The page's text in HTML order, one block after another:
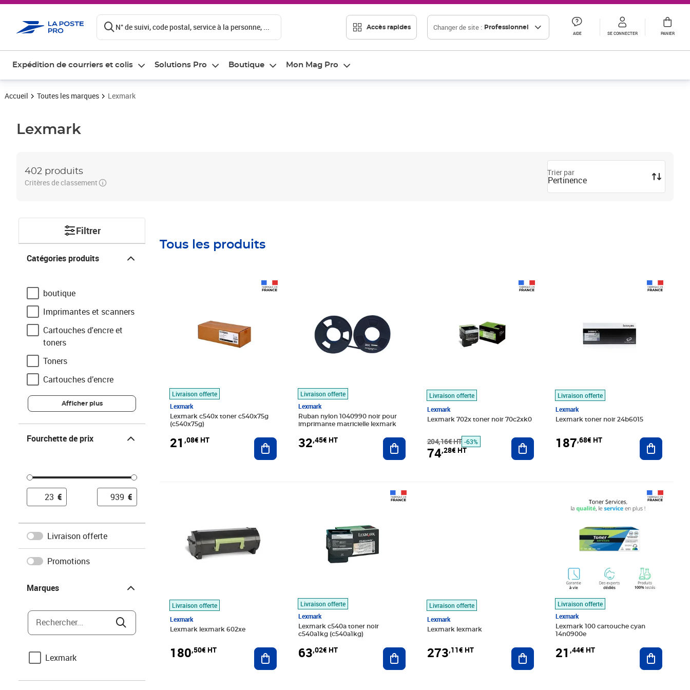
N° de suivi, code postal, service à la personne, ... Accès rapides Changer de site : Professionnel
AIDE SE CONNECTER PANIER
Expédition de courriers et colis Solutions Pro Boutique Mon Mag Pro
Accueil Toutes les marques Lexmark
Lexmark
402 produits
Critères de classement
Trier par
Pertinence
Filtrer
Catégories produits
boutique
Imprimantes et scanners
Cartouches d'encre et
toners
Toners
Cartouches d’encre
Afficher plus
Fourchette de prix
€ €
Livraison offerte
Promotions
Marques
Rechercher...
Lexmark
Tous les produits
Livraison offerte
Lexmark
Lexmark c540x toner c540x75g
(c540x75g)
21 ,08€ HT Ajouter au panier
Livraison offerte
Lexmark
Ruban nylon 1040990 noir pour
imprimante matricielle lexmark
32,45€ HT Ajouter au panier
Livraison offerte
Lexmark
Lexmark 702x toner noir 70c2xk0
204,16€ HT -63%
74,28€ HT
Ajouter au panier
Livraison offerte
Lexmark
Lexmark toner noir 24b6015
187,68€ HT Ajouter
Livraison offerte
Lexmark
Lexmark lexmark 602xe
180,50€ HT Ajouter au panier
Livraison offerte
Lexmark
Lexmark c540a toner noir
c540a1kg (c540a1kg)
63,02€ HT Ajouter au panier
Livraison offerte
Lexmark
Lexmark lexmark
273,11€ HT Ajouter au panier
Livraison offerte
Lexmark
Lexmark 100 cartouche cyan
14n0900e
21 ,44€ HT Ajouter